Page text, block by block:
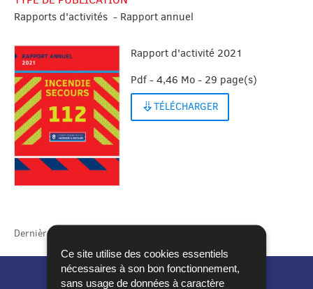
Ce site utilise des cookies essentiels
nécessaires à son bon fonctionnement,
sans usage de données à caractère
Rapports d'activités - Rapport annuel
Rapport d'activité 2021
Pdf - 4,46 Mo - 29 page(s)
TÉLÉCHARGER
Dernière mise à jour